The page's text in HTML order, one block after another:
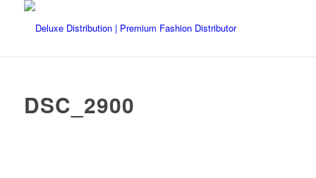
DSC_2900